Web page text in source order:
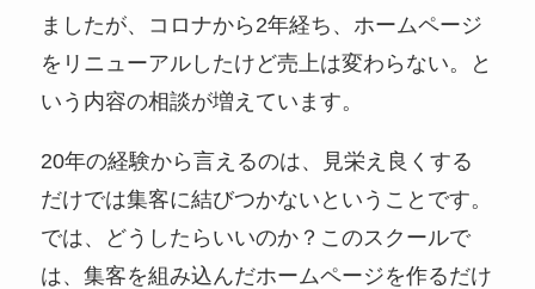
ましたが、コロナから2年経ち、ホームページ
をリニューアルしたけど売上は変わらない。と
いう内容の相談が増えています。
20年の経験から言えるのは、見栄え良くする
だけでは集客に結びつかないということです。
では、どうしたらいいのか？このスクールで
は、集客を組み込んだホームページを作るだけ